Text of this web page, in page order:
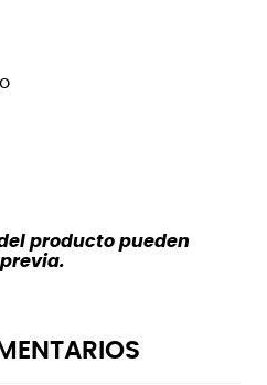
producto pueden